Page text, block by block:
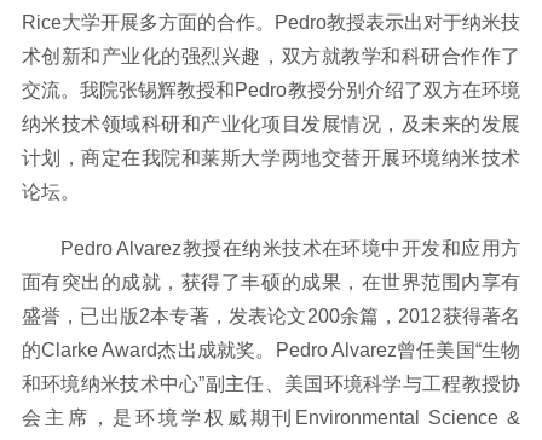
Rice大学开展多方面的合作。Pedro教授表示出对于纳米技
术创新和产业化的强烈兴趣，双方就教学和科研合作作了
交流。我院张锡辉教授和Pedro教授分别介绍了双方在环境
纳米技术领域科研和产业化项目发展情况，及未来的发展
计划，商定在我院和莱斯大学两地交替开展环境纳米技术
论坛。
Pedro Alvarez教授在纳米技术在环境中开发和应用方
面有突出的成就，获得了丰硕的成果，在世界范围内享有
盛誉，已出版2本专著，发表论文200余篇，2012获得著名
的Clarke Award杰出成就奖。Pedro Alvarez曾任美国“生物
和环境纳米技术中心”副主任、美国环境科学与工程教授协
会主席，是环境学权威期刊Environmental Science &